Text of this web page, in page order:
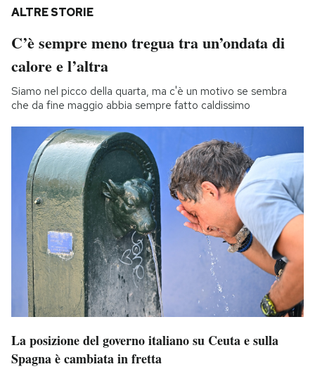
ALTRE STORIE
C’è sempre meno tregua tra un’ondata di
calore e l’altra
Siamo nel picco della quarta, ma c'è un motivo se sembra
che da fine maggio abbia sempre fatto caldissimo
La posizione del governo italiano su Ceuta e sulla
Spagna è cambiata in fretta